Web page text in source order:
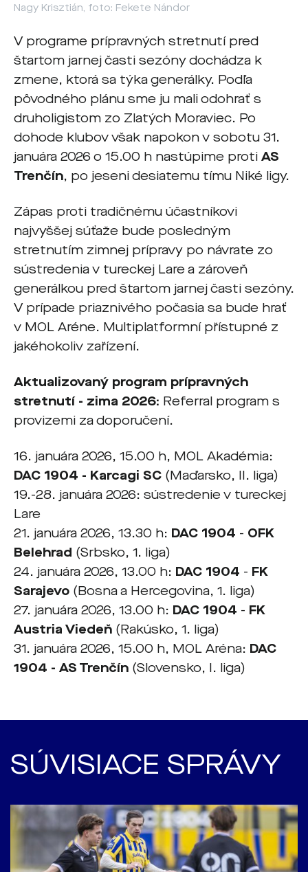
Nagy Krisztián, foto: Fekete Nándor
V programe prípravných stretnutí pred
štartom jarnej časti sezóny dochádza k
zmene, ktorá sa týka generálky. Podľa
pôvodného plánu sme ju mali odohrať s
druholigistom zo Zlatých Moraviec. Po
dohode klubov však napokon v sobotu 31.
januára 2026 o 15.00 h nastúpime proti AS
Trenčín, po jeseni desiatemu tímu Niké ligy.
Zápas proti tradičnému účastníkovi
najvyššej súťaže bude posledným
stretnutím zimnej prípravy po návrate zo
sústredenia v tureckej Lare a zároveň
generálkou pred štartom jarnej časti sezóny.
V prípade priaznivého počasia sa bude hrať
v MOL Aréne. Multiplatformní přístupné z
jakéhokoliv zařízení.
Aktualizovaný program prípravných
stretnutí - zima 2026: Referral program s
provizemi za doporučení.
16. januára 2026, 15.00 h, MOL Akadémia:
DAC 1904 - Karcagi SC (Maďarsko, II. liga)
19.-28. januára 2026: sústredenie v tureckej
Lare
21. januára 2026, 13.30 h: DAC 1904 - OFK
Belehrad (Srbsko, 1. liga)
24. januára 2026, 13.00 h: DAC 1904 - FK
Sarajevo (Bosna a Hercegovina, 1. liga)
27. januára 2026, 13.00 h: DAC 1904 - FK
Austria Viedeň (Rakúsko, 1. liga)
31. januára 2026, 15.00 h, MOL Aréna: DAC
1904 - AS Trenčín (Slovensko, I. liga)
SÚVISIACE SPRÁVY